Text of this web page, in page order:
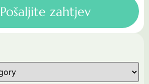
Pošaljite zahtjev